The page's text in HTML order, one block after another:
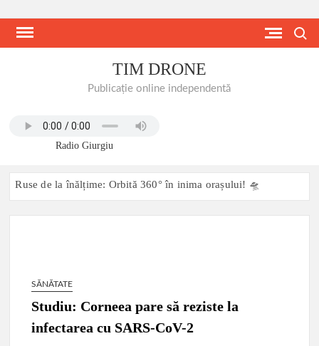
TIM DRONE
Publicație online independentă
Radio Giurgiu
Ruse de la înălțime: Orbită 360° în inima orașului! 🛸
MODERNIZARE DRUM COMUNAL DC 90 MIHAI BRAVU,
JUDETUL GIURGIU 11.06.2026
Parcul de Aventură Comana 2026
Târgul Călugăreni
SĂNĂTATE
Studiu: Corneea pare să reziste la
infectarea cu SARS-CoV-2